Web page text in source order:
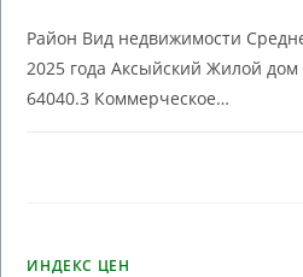
Район Вид недвижимости
2025 года Аксыйский Жилой
64040.3 Коммерческое…
ИНДЕКС ЦЕН